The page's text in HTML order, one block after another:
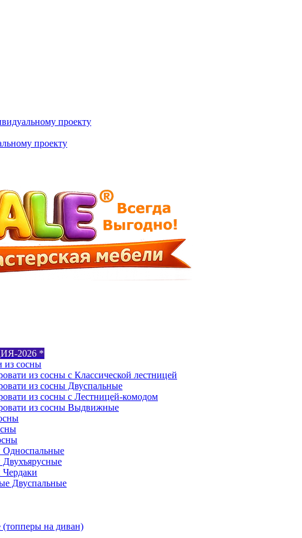
проекту
проекту
2026 *
из сосны
из сосны с Классической лестницей
из сосны Двуспальные
из сосны с Лестницей-комодом
из сосны Выдвижные
Односпальные
Двуспальные
(топперы на диван)